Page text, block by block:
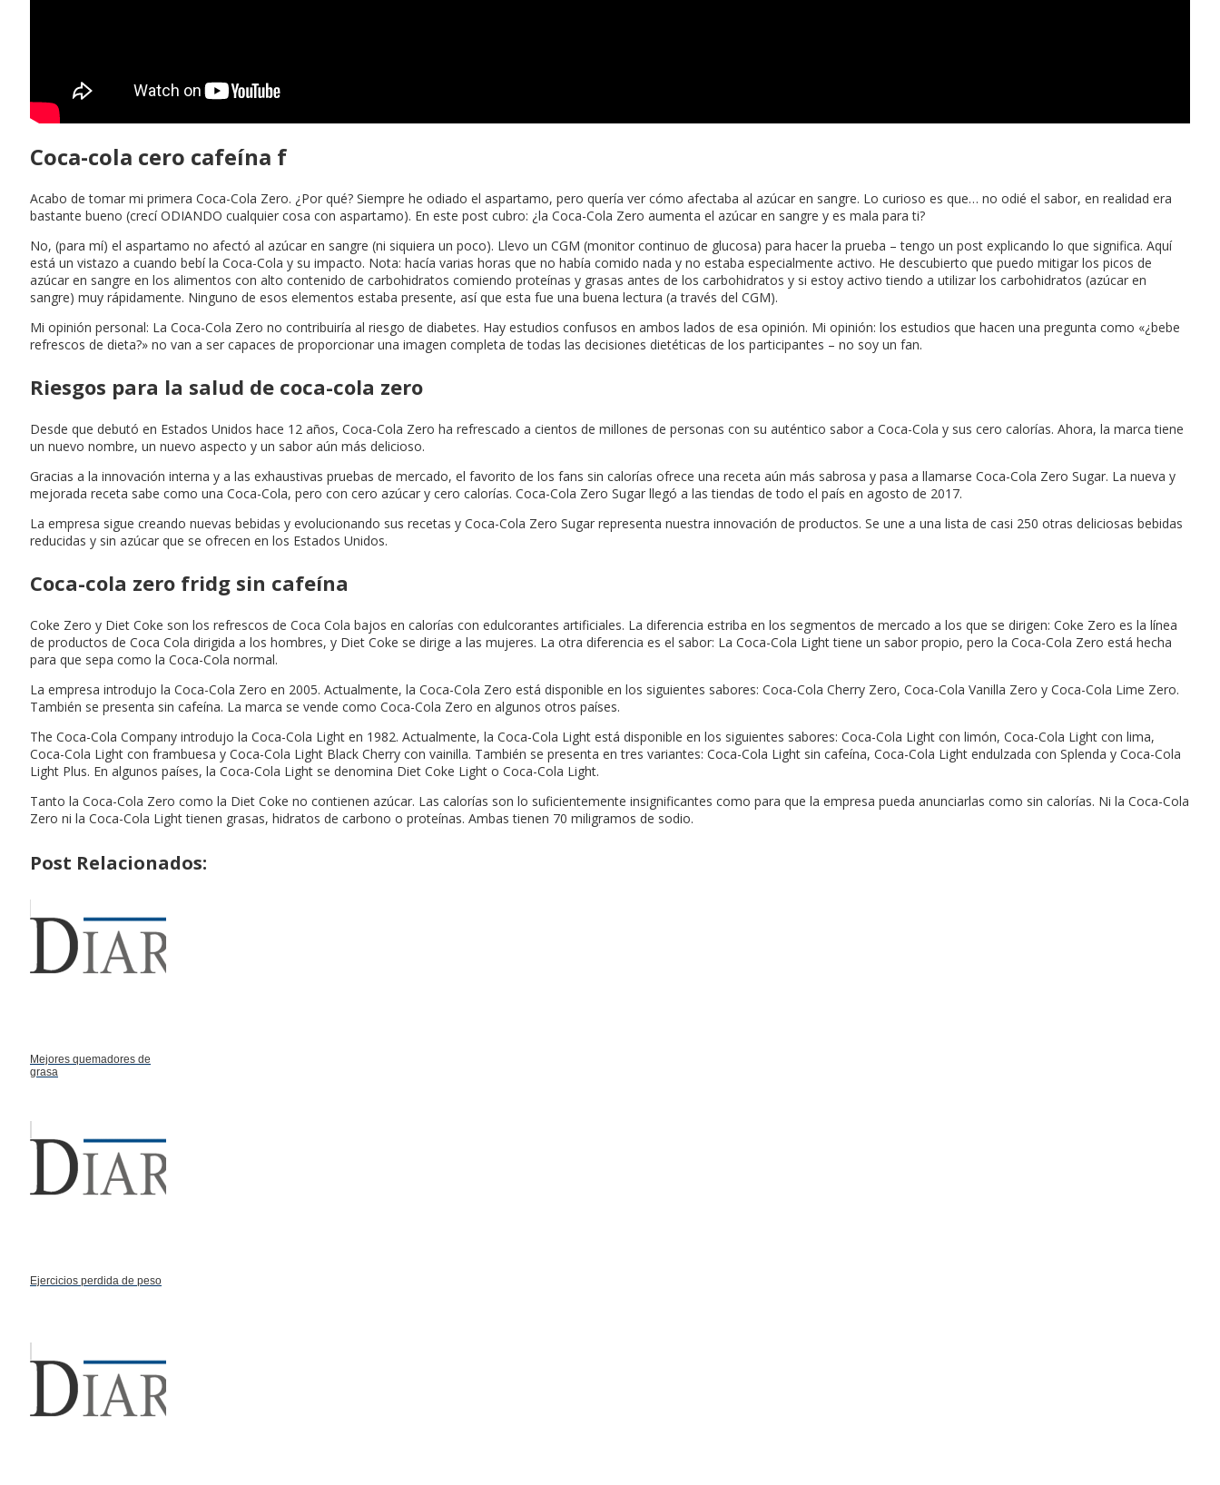
Coca-cola cero cafeína f
Acabo de tomar mi primera Coca-Cola Zero. ¿Por qué? Siempre he odiado el aspartamo, pero quería ver cómo afectaba al azúcar en sangre. Lo curioso es que… no odié el sabor, en realidad era
bastante bueno (crecí ODIANDO cualquier cosa con aspartamo). En este post cubro: ¿la Coca-Cola Zero aumenta el azúcar en sangre y es mala para ti?
No, (para mí) el aspartamo no afectó al azúcar en sangre (ni siquiera un poco). Llevo un CGM (monitor continuo de glucosa) para hacer la prueba – tengo un post explicando lo que significa. Aquí
está un vistazo a cuando bebí la Coca-Cola y su impacto. Nota: hacía varias horas que no había comido nada y no estaba especialmente activo. He descubierto que puedo mitigar los picos de
azúcar en sangre en los alimentos con alto contenido de carbohidratos comiendo proteínas y grasas antes de los carbohidratos y si estoy activo tiendo a utilizar los carbohidratos (azúcar en
sangre) muy rápidamente. Ninguno de esos elementos estaba presente, así que esta fue una buena lectura (a través del CGM).
Mi opinión personal: La Coca-Cola Zero no contribuiría al riesgo de diabetes. Hay estudios confusos en ambos lados de esa opinión. Mi opinión: los estudios que hacen una pregunta como «¿bebe
refrescos de dieta?» no van a ser capaces de proporcionar una imagen completa de todas las decisiones dietéticas de los participantes – no soy un fan.
Riesgos para la salud de coca-cola zero
Desde que debutó en Estados Unidos hace 12 años, Coca-Cola Zero ha refrescado a cientos de millones de personas con su auténtico sabor a Coca-Cola y sus cero calorías. Ahora, la marca tiene
un nuevo nombre, un nuevo aspecto y un sabor aún más delicioso.
Gracias a la innovación interna y a las exhaustivas pruebas de mercado, el favorito de los fans sin calorías ofrece una receta aún más sabrosa y pasa a llamarse Coca-Cola Zero Sugar. La nueva y
mejorada receta sabe como una Coca-Cola, pero con cero azúcar y cero calorías. Coca-Cola Zero Sugar llegó a las tiendas de todo el país en agosto de 2017.
La empresa sigue creando nuevas bebidas y evolucionando sus recetas y Coca-Cola Zero Sugar representa nuestra innovación de productos. Se une a una lista de casi 250 otras deliciosas bebidas
reducidas y sin azúcar que se ofrecen en los Estados Unidos.
Coca-cola zero fridg sin cafeína
Coke Zero y Diet Coke son los refrescos de Coca Cola bajos en calorías con edulcorantes artificiales. La diferencia estriba en los segmentos de mercado a los que se dirigen: Coke Zero es la línea
de productos de Coca Cola dirigida a los hombres, y Diet Coke se dirige a las mujeres. La otra diferencia es el sabor: La Coca-Cola Light tiene un sabor propio, pero la Coca-Cola Zero está hecha
para que sepa como la Coca-Cola normal.
La empresa introdujo la Coca-Cola Zero en 2005. Actualmente, la Coca-Cola Zero está disponible en los siguientes sabores: Coca-Cola Cherry Zero, Coca-Cola Vanilla Zero y Coca-Cola Lime Zero.
También se presenta sin cafeína. La marca se vende como Coca-Cola Zero en algunos otros países.
The Coca-Cola Company introdujo la Coca-Cola Light en 1982. Actualmente, la Coca-Cola Light está disponible en los siguientes sabores: Coca-Cola Light con limón, Coca-Cola Light con lima,
Coca-Cola Light con frambuesa y Coca-Cola Light Black Cherry con vainilla. También se presenta en tres variantes: Coca-Cola Light sin cafeína, Coca-Cola Light endulzada con Splenda y Coca-Cola
Light Plus. En algunos países, la Coca-Cola Light se denomina Diet Coke Light o Coca-Cola Light.
Tanto la Coca-Cola Zero como la Diet Coke no contienen azúcar. Las calorías son lo suficientemente insignificantes como para que la empresa pueda anunciarlas como sin calorías. Ni la Coca-Cola
Zero ni la Coca-Cola Light tienen grasas, hidratos de carbono o proteínas. Ambas tienen 70 miligramos de sodio.
Post Relacionados:
Mejores quemadores de
grasa
Ejercicios perdida de peso